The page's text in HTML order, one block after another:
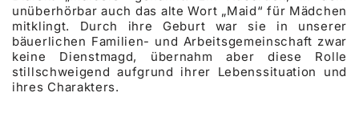
unüberhörbar auch das alte Wort „Maid“ für Mädchen
mitklingt. Durch ihre Geburt war sie in unserer
bäuerlichen Familien- und Arbeitsgemeinschaft zwar
keine Dienstmagd, übernahm aber diese Rolle
stillschweigend aufgrund ihrer Lebenssituation und
ihres Charakters.